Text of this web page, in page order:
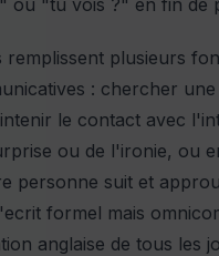
ou "tu vois ?" en fin de
remplissent plusieurs
: chercher une
le contact avec
ou de l'ironie, ou
personne suit et
formel mais
anglaise de tous les